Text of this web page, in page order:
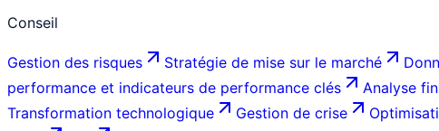
Conseil
Gestion des risques Stratégie de mise sur le marché
performance et indicateurs de performance clés
Analyse
Transformation technologique
Gestion de crise